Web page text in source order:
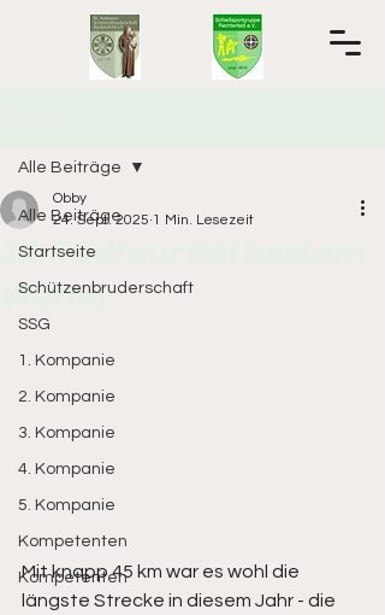
Alle Beiträge
Startseite
Schützenbruderschaft
SSG
1. Kompanie
2. Kompanie
3. Kompanie
4. Kompanie
5. Kompanie
Kompetenten
Kompetenten
Alle Beiträge
28. Radtour bei bestem
Wetter
Obby
24. Sept. 2025 1 Min. Lesezeit
Mit knapp 45 km war es wohl die
längste Strecke in diesem Jahr - die